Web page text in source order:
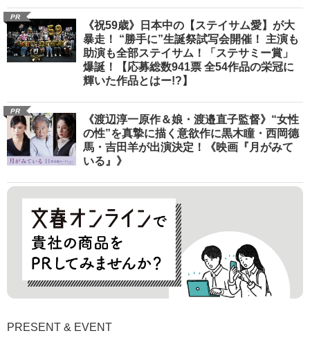
PR
《祝59歳》日本中の【ステイサム愛】が大
暴走！ “勝手に”生誕祭試写会開催！ 主演も
助演も全部ステイサム！「ステサミー賞」
爆誕！【応募総数941票 全54作品の栄冠に
輝いた作品とはー!?】
PR
《渡辺淳一原作＆娘・渡邉直子監督》“女性
の性”を真摯に描く意欲作に黒木瞳・西岡德
馬・吉田羊が出演決定！《映画『月がみて
いる』》
PRESENT & EVENT